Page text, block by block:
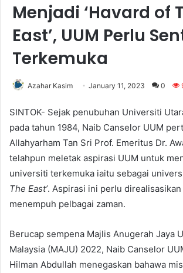
Menjadi ‘Havard of
East’, UUM Perlu
Terkemuka
Azahar Kasim January 11, 2023 0
SINTOK- Sejak penubuhan Universiti
pada tahun 1984, Naib Canselor UUM
Allahyarham Tan Sri Prof. Emeritus Dr.
telahpun meletak aspirasi UUM untuk
universiti terkemuka iaitu sebagai
The East’. Aspirasi ini perlu
menempuh pelbagai zaman.
Berucap sempena Majlis Anugerah Jaya
Malaysia (MAJU) 2022, Naib Canselor
Hilman Abdullah menegaskan bahawa